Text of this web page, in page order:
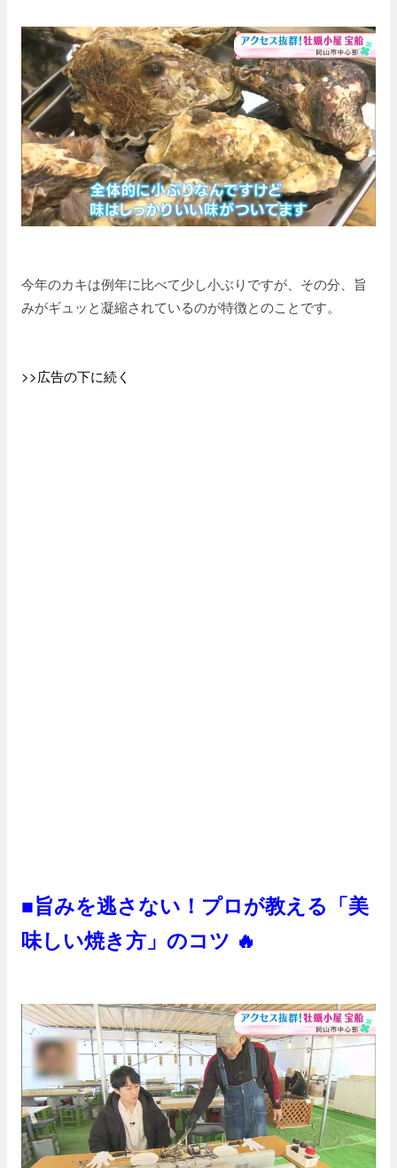
今年のカキは例年に比べて少し小ぶりですが、その分、旨
みがギュッと凝縮されているのが特徴とのことです。
>>広告の下に続く
■旨みを逃さない！プロが教える「美
味しい焼き方」のコツ 🔥